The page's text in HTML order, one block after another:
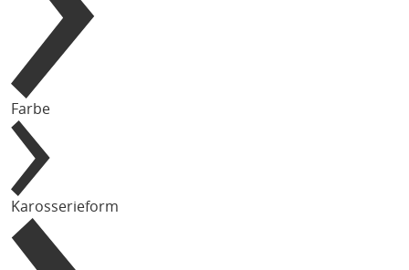
Farbe
Karosserieform